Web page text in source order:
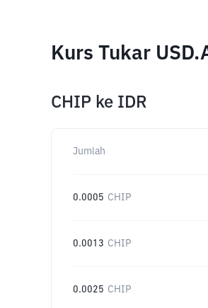
Kurs Tukar
CHIP ke IDR
Jumlah
0.0005 CHIP
0.0013 CHIP
0.0025 CHIP